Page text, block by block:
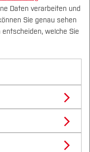
|EN Quicklinks
Plattform der
zu Moodle
der
erfolgt die
Daten verarbeiten und
Sie genau sehen
welche Sie